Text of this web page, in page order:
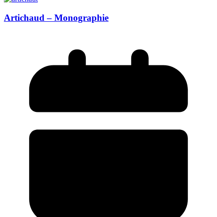
Artichaud – Monographie